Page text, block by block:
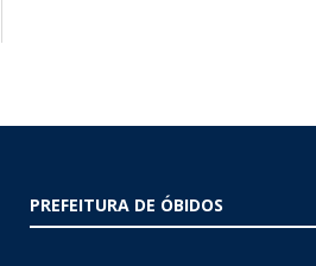
PREFEITURA DE ÓBIDOS